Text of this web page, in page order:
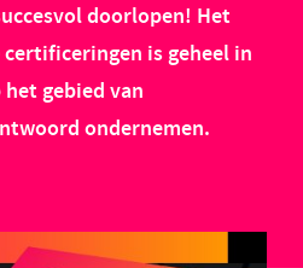
doorlopen! Het
is geheel in
gebied van
ondernemen.